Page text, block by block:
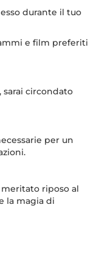
durante il tuo
e film preferiti
sarai circondato
per un
riposo al
la magia di